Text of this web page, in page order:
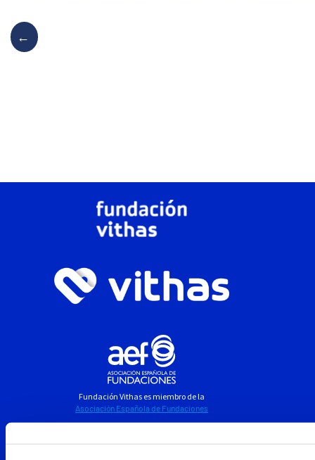
Fundación Vithas es miembro de la
Asociación Española de Fundaciones